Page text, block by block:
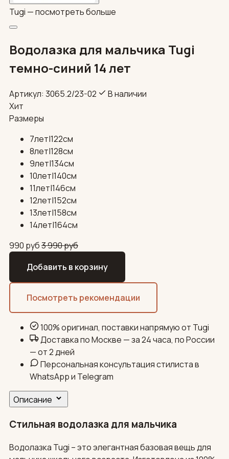
Tugi —посмотреть больше
Водолазка для мальчика Tugi
темно-синий 14 лет
Артикул: 3065.2/23-02
В наличии
Хит
Размеры
7лет|122см
8лет|128см
9лет|134см
10лет|140см
11лет|146см
12лет|152см
13лет|158см
14лет|164см
990 руб3 990руб
Добавить в корзину
Посмотреть рекомендации
100% оригинал, поставки напрямую от Tugi
Доставка по Москве — за 24 часа, по России
— от 2 дней
Персональная консультация стилиста в
WhatsApp и Telegram
Описание
Стильная водолазка для мальчика
Водолазка Tugi – это элегантная базовая вещь для